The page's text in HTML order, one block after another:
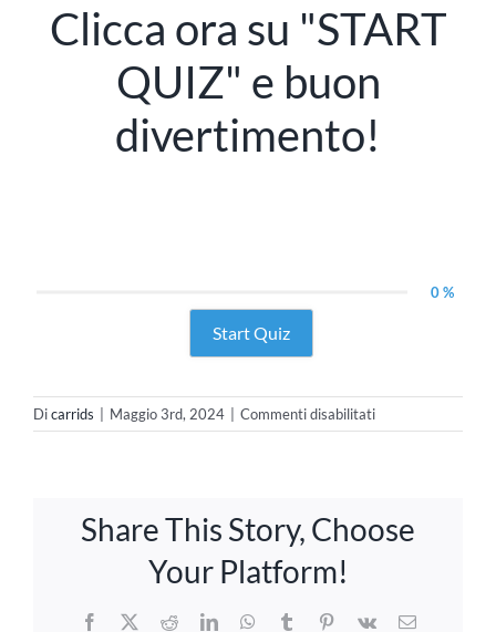
Clicca ora su "START
QUIZ" e buon
divertimento!
0 %
Start Quiz
Dicarrids Maggio 3rd, 2024 Commenti disabilitatisu
Summer
Share This Story, Choose
Your Platform!
Facebook
X RedditLinkedInWhatsApp
TumblrPinterest
Vk Email